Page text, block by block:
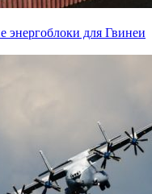
энергоблоки для Гвинеи